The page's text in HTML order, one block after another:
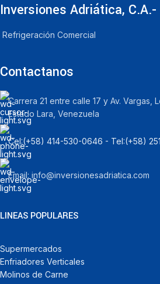
Inversiones Adriática, C.A.-
Refrigeración Comercial
Contactanos
Carrera 21 entre calle 17 y Av. Vargas,
Estado Lara, Venezuela
Cel:‪(+58) 414-530-0646‬ - Tel:‪(+58)
Email: info@inversionesadriatica.com
LINEAS POPULARES
Supermercados
Enfriadores Verticales
Molinos de Carne